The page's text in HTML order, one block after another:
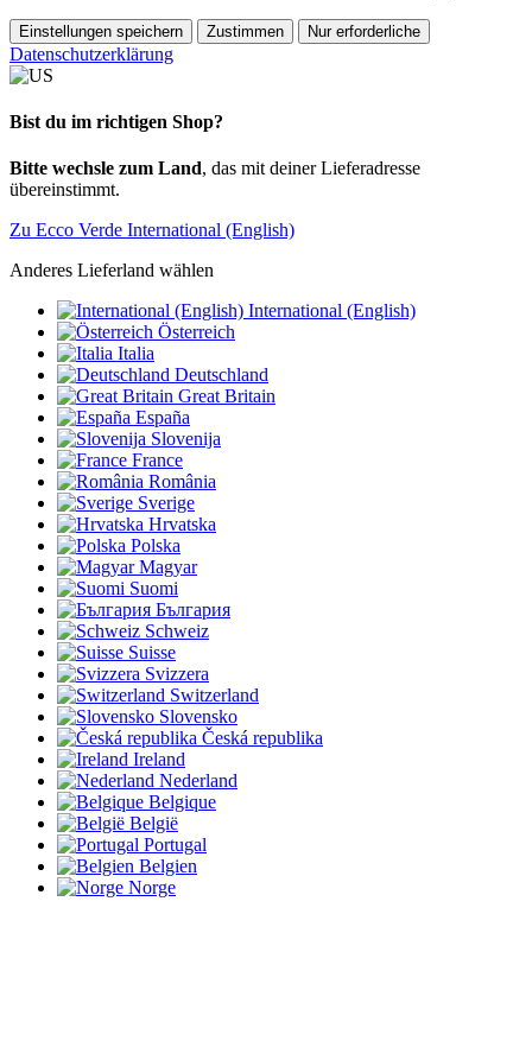
Einstellungen speichern Zustimmen Nur erforderliche
Datenschutzerklärung
Bist du im richtigen Shop?
Bitte wechsle zum Land, das mit deiner Lieferadresse
übereinstimmt.
Zu Ecco Verde International (English)
Anderes Lieferland wählen
International (English)
Österreich
Italia
Deutschland
Great Britain
España
Slovenija
France
România
Sverige
Hrvatska
Polska
Magyar
Suomi
България
Schweiz
Suisse
Svizzera
Switzerland
Slovensko
Česká republika
Ireland
Nederland
Belgique
België
Portugal
Belgien
Norge